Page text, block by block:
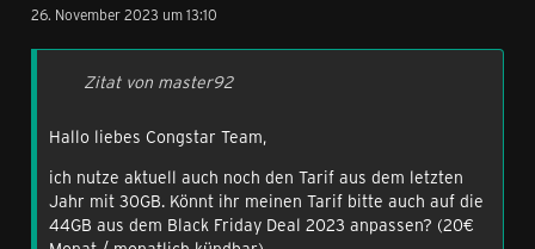
26. November 2023 um 13:10
Zitat von master92
Hallo liebes Congstar Team,
ich nutze aktuell auch noch den Tarif aus dem letzten
Jahr mit 30GB. Könnt ihr meinen Tarif bitte auch auf die
44GB aus dem Black Friday Deal 2023 anpassen? (20€